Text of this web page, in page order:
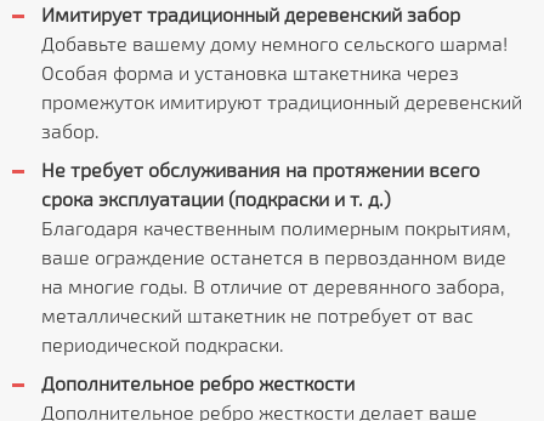
Имитирует традиционный деревенский забор
Добавьте вашему дому немного сельского шарма!
Особая форма и установка штакетника через
промежуток имитируют традиционный деревенский
забор.
Не требует обслуживания на протяжении всего
срока эксплуатации (подкраски и т. д.)
Благодаря качественным полимерным покрытиям,
ваше ограждение останется в первозданном виде
на многие годы. В отличие от деревянного забора,
металлический штакетник не потребует от вас
периодической подкраски.
Дополнительное ребро жесткости
Дополнительное ребро жесткости делает ваше